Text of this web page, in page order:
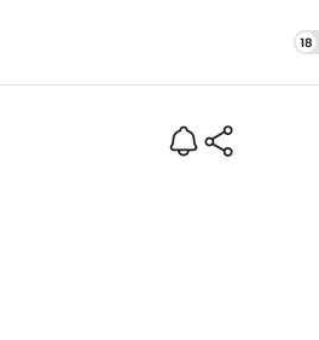
My Joo-in (Intro)